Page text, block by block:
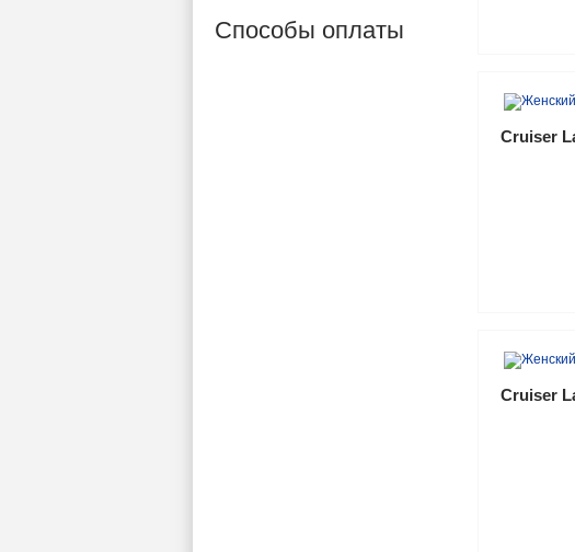
Способы оплаты
Cruiser
Cruiser